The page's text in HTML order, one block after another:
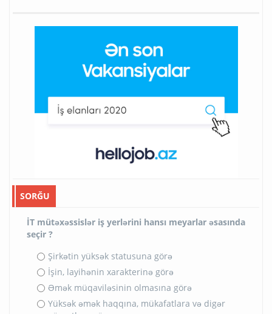
SORĞU
İT mütəxəssislər iş yerlərini hansı meyarlar əsasında
seçir ?
Şirkətin yüksək statusuna görə
İşin, layihənin xarakterinə görə
Əmək müqaviləsinin olmasına görə
Yüksək əmək haqqına, mükafatlara və digər